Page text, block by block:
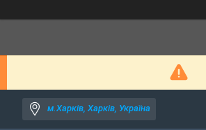
м.Харків, Харків, Україна